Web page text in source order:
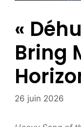
«
Bring
26 juin 2026